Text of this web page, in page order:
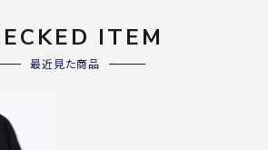
ITEM
最近見た商品